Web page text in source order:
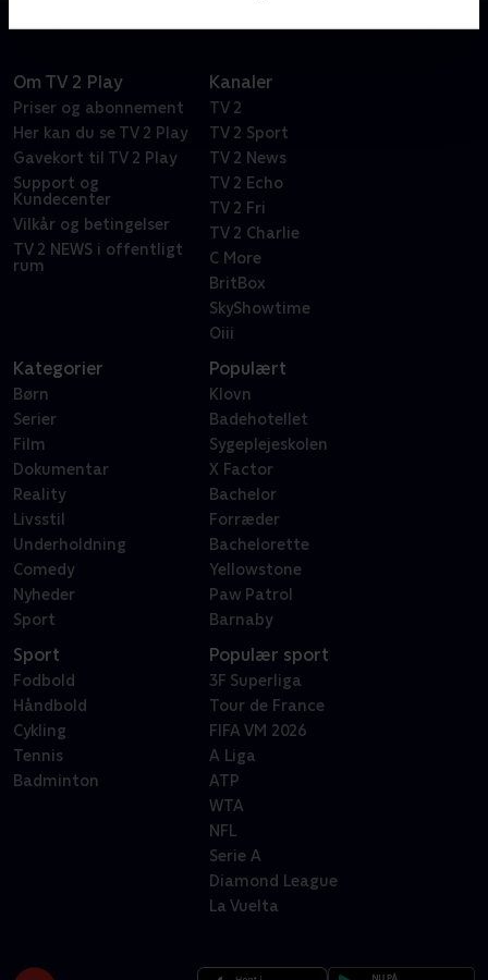
Om TV 2 Play
Priser og abonnement
Her kan du se TV 2 Play
Gavekort til TV 2 Play
Support og
Kundecenter
Vilkår og betingelser
TV 2 NEWS i offentligt
rum
Kanaler
TV 2
TV 2 Sport
TV 2 News
TV 2 Echo
TV 2 Fri
TV 2 Charlie
C More
BritBox
SkyShowtime
Oiii
Kategorier
Børn
Serier
Film
Dokumentar
Reality
Livsstil
Underholdning
Comedy
Nyheder
Sport
Populært
Klovn
Badehotellet
Sygeplejeskolen
X Factor
Bachelor
Forræder
Bachelorette
Yellowstone
Paw Patrol
Barnaby
Sport
Fodbold
Håndbold
Cykling
Tennis
Badminton
Populær sport
3F Superliga
Tour de France
FIFA VM 2026
A Liga
ATP
WTA
NFL
Serie A
Diamond League
La Vuelta